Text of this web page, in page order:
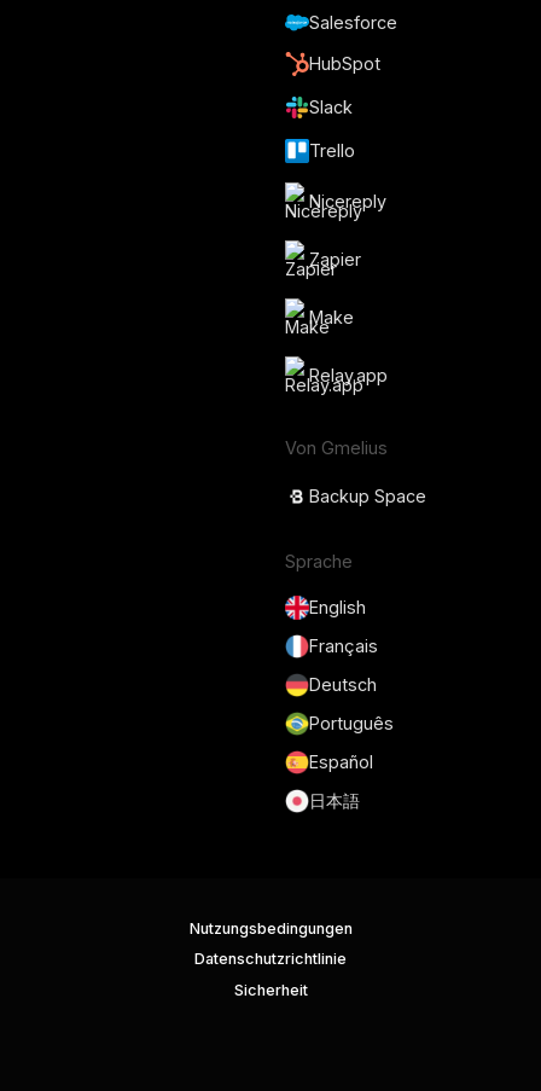
Salesforce
HubSpot
Slack
Trello
Nicereply
Zapier
Make
Relay.app
Von Gmelius
Backup Space
Sprache
English
Français
Deutsch
Português
Español
日本語
Nutzungsbedingungen
Datenschutzrichtlinie
Sicherheit